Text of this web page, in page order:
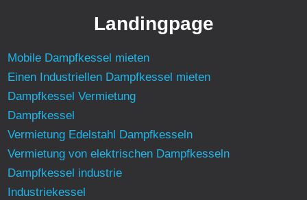
Landingpage
Mobile Dampfkessel mieten
Einen Industriellen Dampfkessel mieten
Dampfkessel Vermietung
Dampfkessel
Vermietung Edelstahl Dampfkesseln
Vermietung von elektrischen Dampfkesseln
Dampfkessel industrie
Industriekessel